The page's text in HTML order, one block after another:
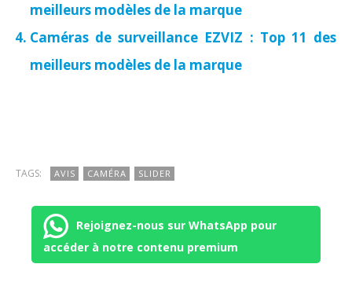
meilleurs modèles de la marque
Caméras de surveillance EZVIZ : Top 11 des
meilleurs modèles de la marque
TAGS: AVIS CAMÉRA SLIDER
Rejoignez-nous sur WhatsApp pour
accéder à notre contenu premium